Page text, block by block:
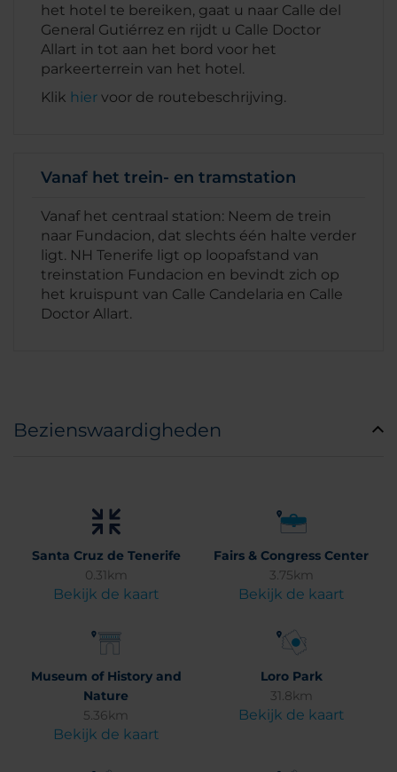
het hotel te bereiken, gaat u naar Calle del
General Gutiérrez en rijdt u Calle Doctor
Allart in tot aan het bord voor het
parkeerterrein van het hotel.
Klik hier voor de routebeschrijving.
Vanaf het trein- en tramstation
Vanaf het centraal station: Neem de trein
naar Fundacion, dat slechts één halte verder
ligt. NH Tenerife ligt op loopafstand van
treinstation Fundacion en bevindt zich op
het kruispunt van Calle Candelaria en Calle
Doctor Allart.
Bezienswaardigheden
Santa Cruz de Tenerife
0.31km
Bekijk de kaart
Fairs & Congress Center
3.75km
Bekijk de kaart
Museum of History and
Nature
5.36km
Bekijk de kaart
Loro Park
31.8km
Bekijk de kaart